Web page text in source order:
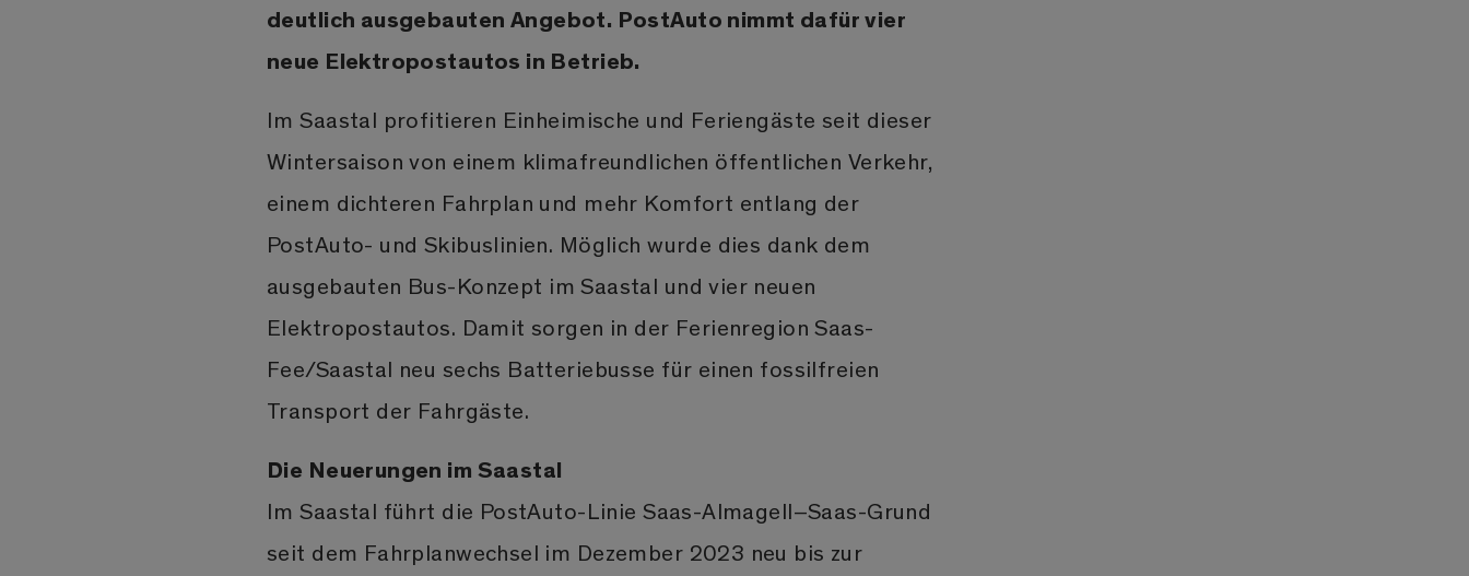
deutlich ausgebauten Angebot. PostAuto nimmt dafür vier
neue Elektropostautos in Betrieb.
Im Saastal profitieren Einheimische und Feriengäste seit dieser
Wintersaison von einem klimafreundlichen öffentlichen Verkehr,
einem dichteren Fahrplan und mehr Komfort entlang der
PostAuto- und Skibuslinien. Möglich wurde dies dank dem
ausgebauten Bus-Konzept im Saastal und vier neuen
Elektropostautos. Damit sorgen in der Ferienregion Saas-
Fee/Saastal neu sechs Batteriebusse für einen fossilfreien
Transport der Fahrgäste.
Die Neuerungen im Saastal
Im Saastal führt die PostAuto-Linie Saas-Almagell–Saas-Grund
seit dem Fahrplanwechsel im Dezember 2023 neu bis zur